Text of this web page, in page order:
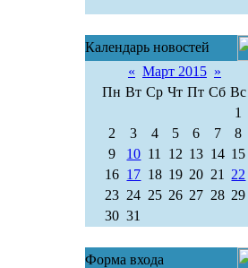
Календарь новостей
« Март 2015 »
Пн Вт Ср Чт Пт Сб Вс
1
2
3 4 5 6 7
8
9
10 11 12 13 14 15
16 17 18 19 20 21
22
23 24 25 26 27 28 29
30 31
Форма входа